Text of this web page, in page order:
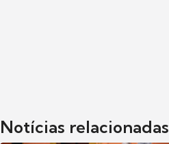
Notícias relacionadas